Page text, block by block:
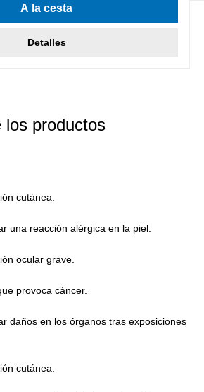
A la cesta
Detalles
los productos
cutánea.
una reacción alérgica en la piel.
ocular grave.
provoca cáncer.
daños en los órganos tras exposiciones
cutánea.